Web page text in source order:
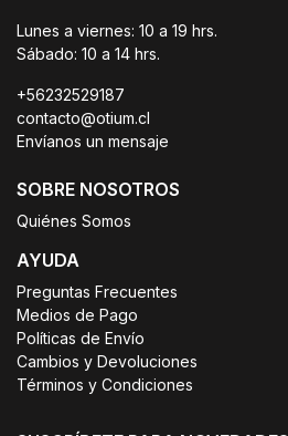
Lunes a viernes: 10 a 19 hrs.
Sábado: 10 a 14 hrs.
+56232529187
contacto@otium.cl
Envíanos un mensaje
SOBRE NOSOTROS
Quiénes Somos
AYUDA
Preguntas Frecuentes
Medios de Pago
Políticas de Envío
Cambios y Devoluciones
Términos y Condiciones